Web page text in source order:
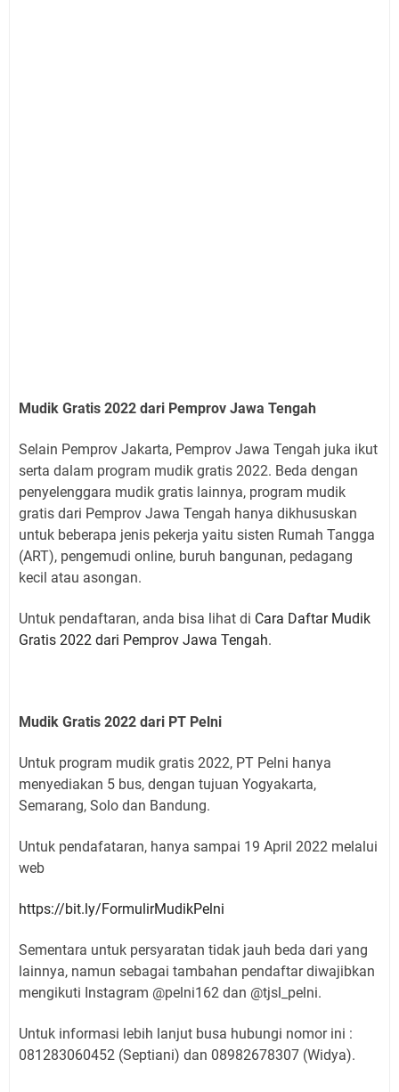
Mudik Gratis 2022 dari Pemprov Jawa Tengah
Selain Pemprov Jakarta, Pemprov Jawa Tengah juka ikut
serta dalam program mudik gratis 2022. Beda dengan
penyelenggara mudik gratis lainnya, program mudik
gratis dari Pemprov Jawa Tengah hanya dikhususkan
untuk beberapa jenis pekerja yaitu sisten Rumah Tangga
(ART), pengemudi online, buruh bangunan, pedagang
kecil atau asongan.
Untuk pendaftaran, anda bisa lihat di Cara Daftar Mudik
Gratis 2022 dari Pemprov Jawa Tengah.
Mudik Gratis 2022 dari PT Pelni
Untuk program mudik gratis 2022, PT Pelni hanya
menyediakan 5 bus, dengan tujuan Yogyakarta,
Semarang, Solo dan Bandung.
Untuk pendafataran, hanya sampai 19 April 2022 melalui
web
https://bit.ly/FormulirMudikPelni
Sementara untuk persyaratan tidak jauh beda dari yang
lainnya, namun sebagai tambahan pendaftar diwajibkan
mengikuti Instagram @pelni162 dan @tjsl_pelni.
Untuk informasi lebih lanjut busa hubungi nomor ini :
081283060452 (Septiani) dan 08982678307 (Widya).